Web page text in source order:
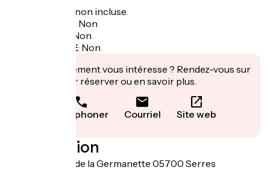
Taxe de séjour non incluse.
Non
Non
Recharge VAE: Non
Cet établissement vous intéresse ? Rendez-vous sur
leur site pour réserver ou en savoir plus.
Téléphoner Courriel Site web
Localisation
Base de loisirs de la Germanette 05700 Serres